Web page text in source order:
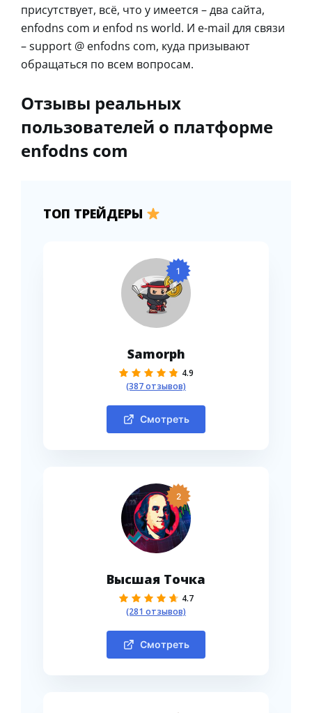
присутствует, всё, что у имеется – два сайта,
enfodns com и enfod ns world. И e-mail для связи
– support @ enfodns com, куда призывают
обращаться по всем вопросам.
Отзывы реальных
пользователей о платформе
enfodns com
ТОП ТРЕЙДЕРЫ
1
Samorph
4.9
(387 отзывов)
Смотреть
2
Высшая Точка
4.7
(281 отзывов)
Смотреть